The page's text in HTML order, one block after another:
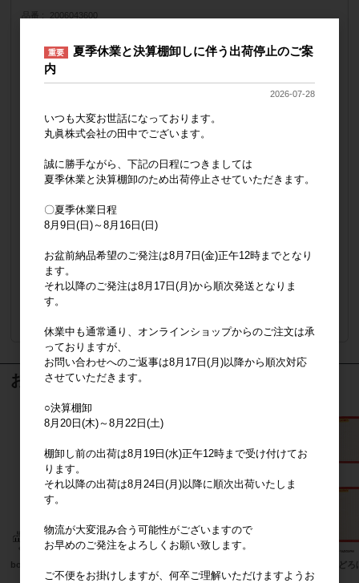
品番
2006043600
1,500円
サイズ
約60×120cm
販売価格
（単価 × 入数）
注文数
ログインしてください
おすすめ商品
boyhood パンどろ
重要
夏季休業と決算棚卸しに伴う出荷停止のご案
内
2026-07-28
いつも大変お世話になっております。
丸眞株式会社の田中でございます。
誠に勝手ながら、下記の日程につきましては
夏季休業と決算棚卸のため出荷停止させていただきます。
〇夏季休業日程
8月9日(日)～8月16日(日)
お盆前納品希望のご発注は8月7日(金)正午12時までとなり
ます。
それ以降のご発注は8月17日(月)から順次発送となりま
す。
休業中も通常通り、オンラインショップからのご注文は承
っておりますが、
お問い合わせへのご返事は8月17日(月)以降から順次対応
させていただきます。
○決算棚卸
8月20日(木)～8月22日(土)
棚卸し前の出荷は8月19日(水)正午12時まで受け付けてお
ります。
それ以降の出荷は8月24日(月)以降に順次出荷いたしま
す。
物流が大変混み合う可能性がございますので
お早めのご発注をよろしくお願い致します。
ご不便をお掛けしますが、何卒ご理解いただけますようお